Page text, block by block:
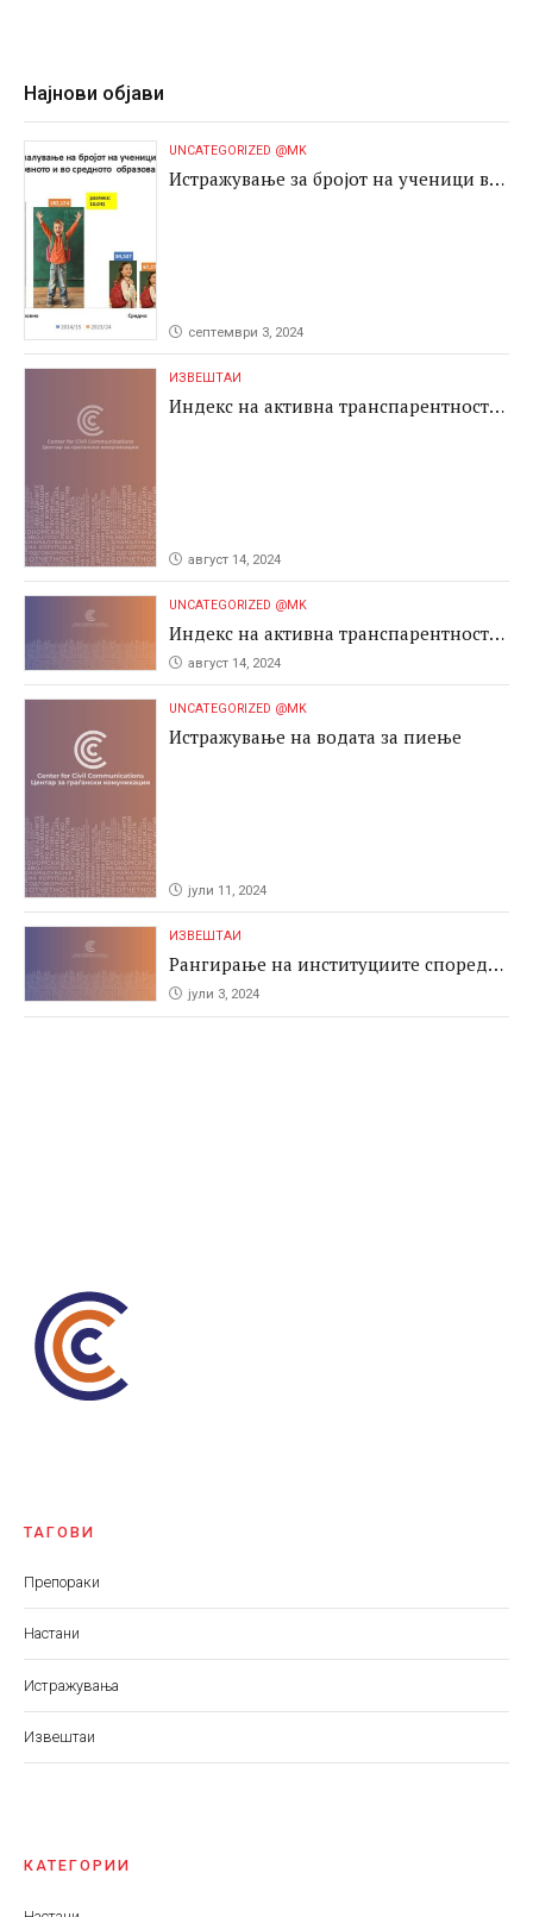
Најнови објави
UNCATEGORIZED @MK
Истражување за бројот на ученици во
септември 3, 2024
ИЗВЕШТАИ
Индекс на активна транспарентност
август 14, 2024
UNCATEGORIZED @MK
Индекс на активна транспарентност
2024август 14, 2024
UNCATEGORIZED @MK
Истражување на водата за пиење
јули 11, 2024
ИЗВЕШТАИ
Рангирање на институциите според
антикорупциските перформаси во
јавните набавки
јули 3, 2024
ТАГОВИ
Препораки
Настани
Истражувања
Извештаи
КАТЕГОРИИ